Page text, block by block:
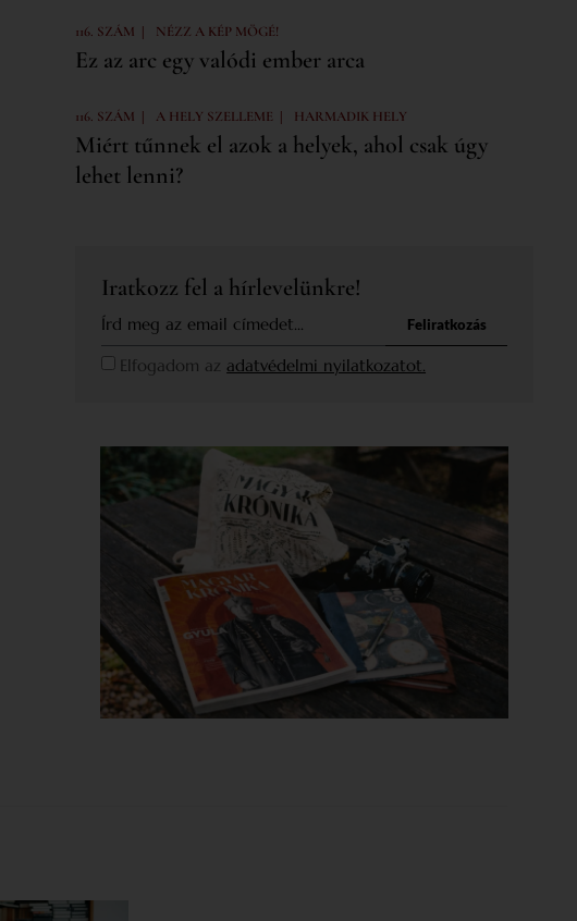
116. SZÁM | NÉZZ A KÉP MÖGÉ!
Ez az arc egy valódi ember arca
116. SZÁM | A HELY SZELLEME | HARMADIK HELY
Miért tűnnek el azok a helyek, ahol csak úgy
lehet lenni?
Iratkozz fel a hírlevelünkre!
Elfogadom az adatvédelmi nyilatkozatot.
Feliratkozás